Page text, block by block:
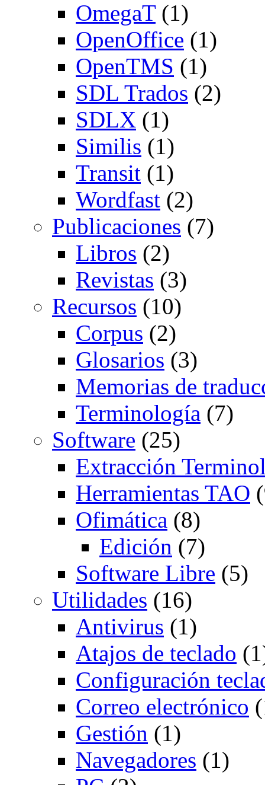
OmegaT(1)
OpenOffice (1)
OpenTMS (1)
SDL Trados (2)
SDLX (1)
Similis (1)
Transit (1)
Wordfast (2)
Publicaciones (7)
Libros (2)
Revistas (3)
Recursos (10)
Corpus (2)
Glosarios (3)
Memorias de
Terminología (7)
Software (25)
Extracción
Herramientas TAO
Ofimática (8)
Edición (7)
Software Libre (5)
Utilidades (16)
Antivirus (1)
Atajos de teclado
Configuración
Correo electrónico
Gestión (1)
Navegadores (1)